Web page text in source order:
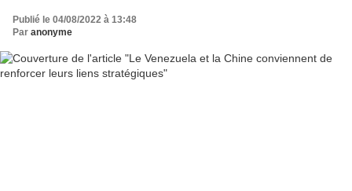
Publié le 04/08/2022 à 13:48
Par anonyme